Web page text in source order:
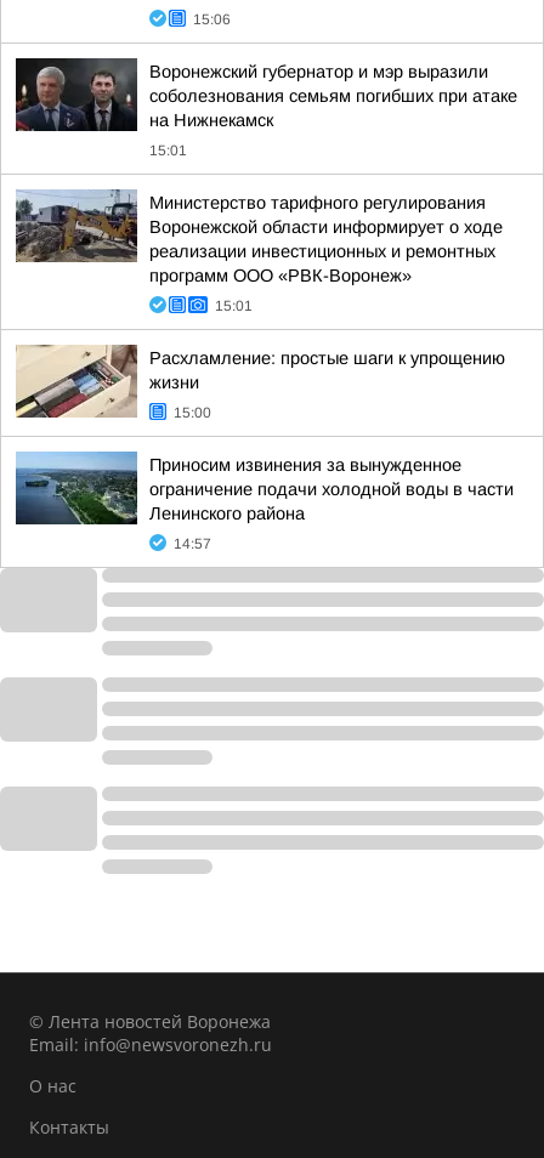
15:06
Воронежский губернатор и мэр выразили
соболезнования семьям погибших при атаке
на Нижнекамск
15:01
Министерство тарифного регулирования
Воронежской области информирует о ходе
реализации инвестиционных и ремонтных
программ ООО «РВК-Воронеж»
15:01
Расхламление: простые шаги к упрощению
жизни
15:00
Приносим извинения за вынужденное
ограничение подачи холодной воды в части
Ленинского района
14:57
© Лента новостей Воронежа
Email: info@newsvoronezh.ru
О нас
Контакты